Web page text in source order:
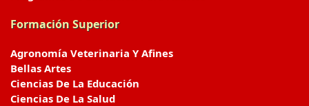
Formación Superior
Agronomía Veterinaria Y Afines
Bellas Artes
Ciencias De La Educación
Ciencias De La Salud